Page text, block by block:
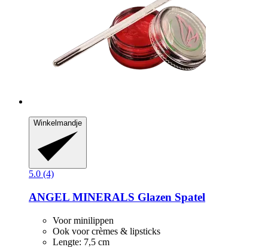
Winkelmandje
5.0 (4)
ANGEL MINERALS Glazen Spatel
Voor minilippen
Ook voor crèmes & lipsticks
Lengte: 7,5 cm